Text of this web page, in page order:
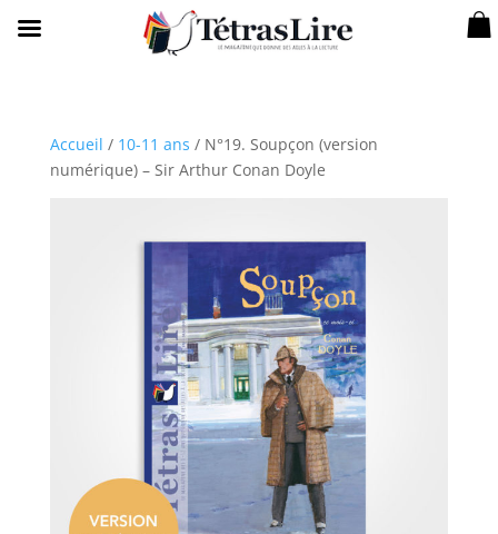
Accueil / 10-11 ans / N°19. Soupçon (version
numérique) – Sir Arthur Conan Doyle